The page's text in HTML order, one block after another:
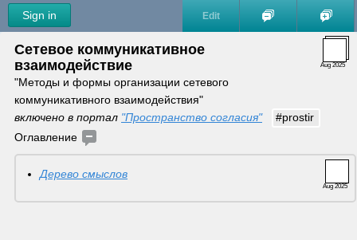
Sign in Edit
Aug 2025
Сетевое коммуникативное
взаимодействие
"Методы и формы организации сетевого
коммуникативного взаимодействия"
включено в портал "Пространство согласия"
#prostir
Оглавление
Aug 2025
Дерево смыслов